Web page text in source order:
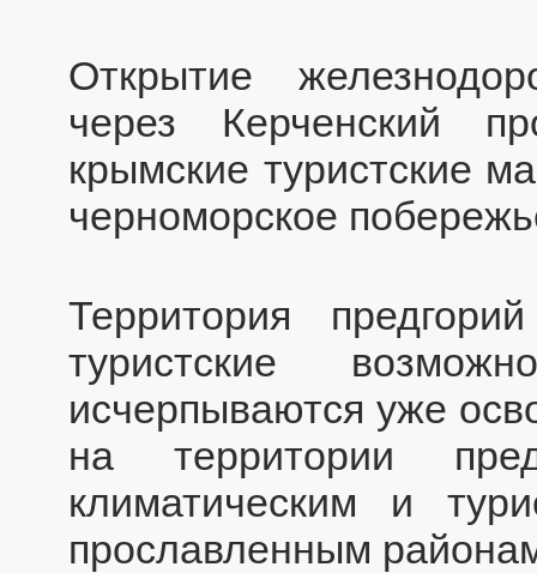
Открытие
через Керченский
крымские туристские
черноморское
Территория
туристские
исчерпываются уже
на территории
климатическим и
прославленным